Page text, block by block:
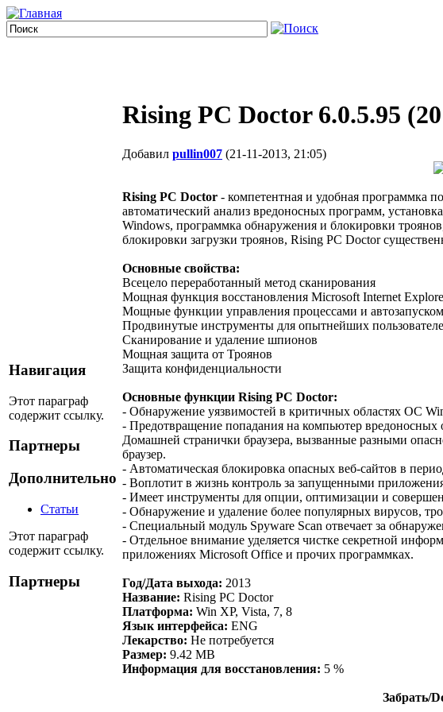
Навигация
Этот параграф
содержит ссылку.
Партнеры
Дополнительно
Статьи
Этот параграф
содержит ссылку.
Партнеры
Rising PC Doctor 6.0.5.95
Добавил pullin007 (21-11-2013, 21:05)
Rising PC Doctor - компетентная и удобная программка
автоматический анализ вредоносных программ,
Windows, программка обнаружения и блокировки
блокировки загрузки троянов, Rising PC Doctor
Основные свойства:
Всецело переработанный метод сканирования
Мощная функция восстановления Microsoft Internet
Мощные функции управления процессами и автозапуском
Продвинутые инструменты для опытнейших
Сканирование и удаление шпионов
Мощная защита от Троянов
Защита конфиденциальности
Основные функции Rising PC Doctor:
- Обнаружение уязвимостей в критичных областях ОС
- Предотвращение попадания на компьютер вредоносных
Домашней странички браузера, вызванные разными
браузер.
- Автоматическая блокировка опасных веб-сайтов в
- Воплотит в жизнь контроль за запущенными
- Имеет инструменты для опции, оптимизации и
- Обнаружение и удаление более популярных вирусов,
- Специальный модуль Spyware Scan отвечает за
- Отдельное внимание уделяется чистке секретной
приложениях Microsoft Office и прочих программках.
Год/Дата выхода: 2013
Название: Rising PC Doctor
Платформа: Win XP, Vista, 7, 8
Язык интерфейса: ENG
Лекарство: Не потребуется
Размер: 9.42 MB
Информация для восстановления: 5 %
Забрать/